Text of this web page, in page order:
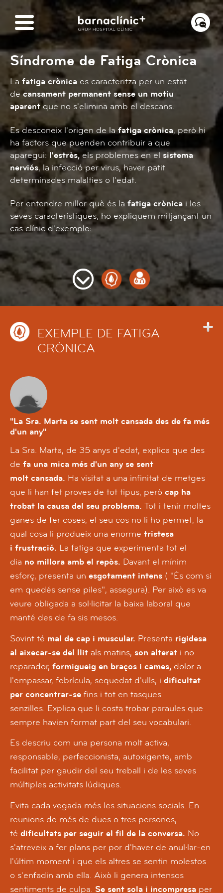
Amar
al
continuo
Exemple
de
Fatiga
Crònica
Professionals
Síndrome de Fatiga Crònica
La fatiga crònica es caracteritza per un estat
decansament permanent sense un motiu
aparentque no s'elimina amb el descans.
Es desconeix l'origen de lafatiga crònica, però hi
ha factors que puenden contribuir a que
aparegui: l'estrès, els problemes en elsistema
nerviós, la infecció per virus, haver patit
determinades malalties o l'edat.
Per entendre millor què és la fatiga crònica i les
seves característiques, ho expliquem mitjançant un
cas clínic d'exemple:
EXEMPLE DE FATIGA
CRÒNICA
"La Sra. Marta se sent molt cansada des de fa més
d'un any"
La Sra. Marta, de 35 anys d'edat, explica que des
de fa una mica més d'un any se sent
molt cansada. Ha visitat a una infinitat de metges
que li han fet proves de tot tipus, però cap ha
trobat la causa del seu problema. Tot i tenir moltes
ganes de fer coses, el seu cos no li ho permet, la
qual cosa li produeix una enorme tristesa
i frustració. La fatiga que experimenta tot el
dia no millora amb el repòs. Davant el mínim
esforç, presenta un esgotament intens ( "És com si
em quedés sense piles", assegura). Per això es va
veure obligada a sol·licitar la baixa laboral que
manté des de fa sis mesos.
Sovint té mal de cap i muscular. Presenta rigidesa
al aixecar-se del llit als matins, son alterat i no
reparador, formigueig en braços i cames, dolor a
l'empassar, febrícula, sequedat d'ulls, i dificultat
per concentrar-se fins i tot en tasques
senzilles. Explica que li costa trobar paraules que
sempre havien format part del seu vocabulari.
Es descriu com una persona molt activa,
responsable, perfeccionista, autoxigente, amb
facilitat per gaudir del seu treball i de les seves
múltiples activitats lúdiques.
Evita cada vegada més les situacions socials. En
reunions de més de dues o tres persones,
té dificultats per seguir el fil de la conversa. No
s'atreveix a fer plans per por d'haver de anul·lar-en
l'últim moment i que els altres se sentin molestos
o s'enfadin amb ella. Això li genera intensos
sentiments de culpa. Se sent sola i incompresa per